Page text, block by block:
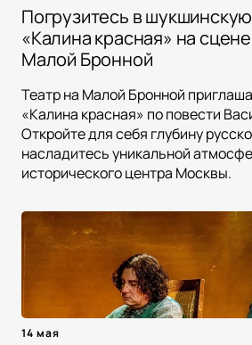
Погрузитесь в
«Калина красная» на
Малой Бронной
Театр на Малой Бронной
«Калина красная» по повести
Откройте для себя глубину
насладитесь уникальной
исторического центра Москвы.
14 мая